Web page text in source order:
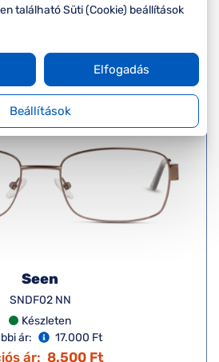
Részletek
Seen
SNDF02 NN
Készleten
ár:
17.000 Ft
ár: 8.500 Ft
található Süti (Cookie) beállítások
Beállítások
Elfogadás